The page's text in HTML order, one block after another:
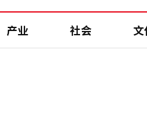
产业 社会 文